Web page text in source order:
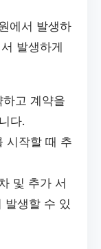
에서 발생하
발생하게
고 계약을
다.
시작할 때 추
및 추가 서
발생할 수 있